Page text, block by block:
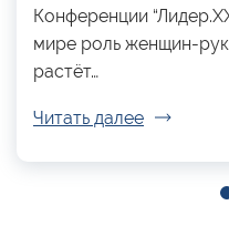
Конференции
мире роль женщин-
растёт…
Читать далее